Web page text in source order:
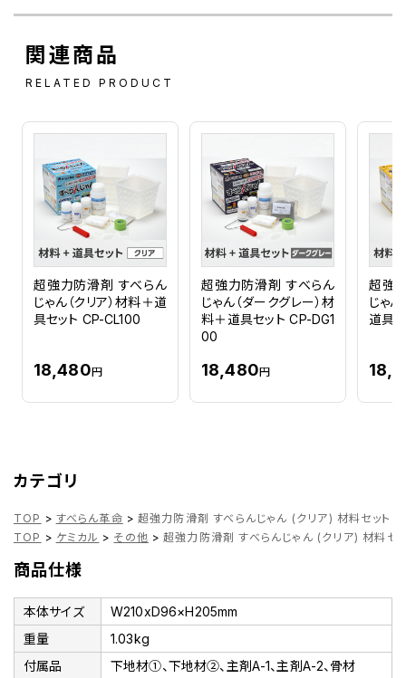
関連商品
RELATED PRODUCT
超強力防滑剤 すべらん
じゃん（クリア）材料＋道
具セット CP-CL100
18,480円
超強力防滑剤 すべらん
じゃん（ダークグレー）材
料＋道具セット CP-DG1
00
18,480円
超強
じゃ
道具
カテゴリ
TOP > すべらん革命 > 超強力防滑剤 すべらんじゃん (クリア) 材料セット
TOP > ケミカル > その他 > 超強力防滑剤 すべらんじゃん (クリア) 材料セ
商品仕様
本体サイズ
W210xD96×H205mm
重量
1.03kg
付属品
下地材①、下地材②、主剤A-1、主剤A-2、骨材